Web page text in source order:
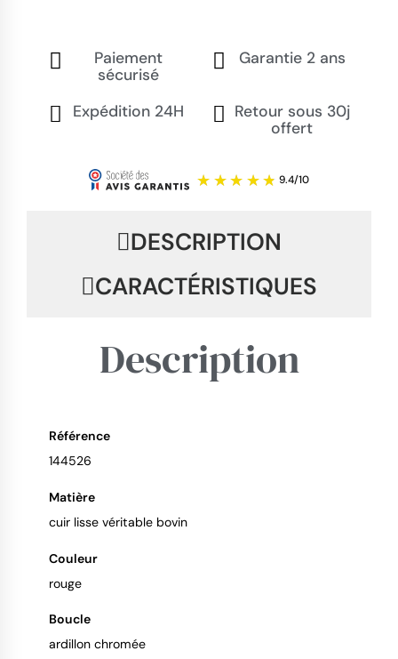
Paiement
sécurisé
Garantie 2 ans
Expédition 24H
Retour sous 30j
offert
DESCRIPTION
CARACTÉRISTIQUES
Description
Référence
144526
Matière
cuir lisse véritable bovin
Couleur
rouge
Boucle
ardillon chromée